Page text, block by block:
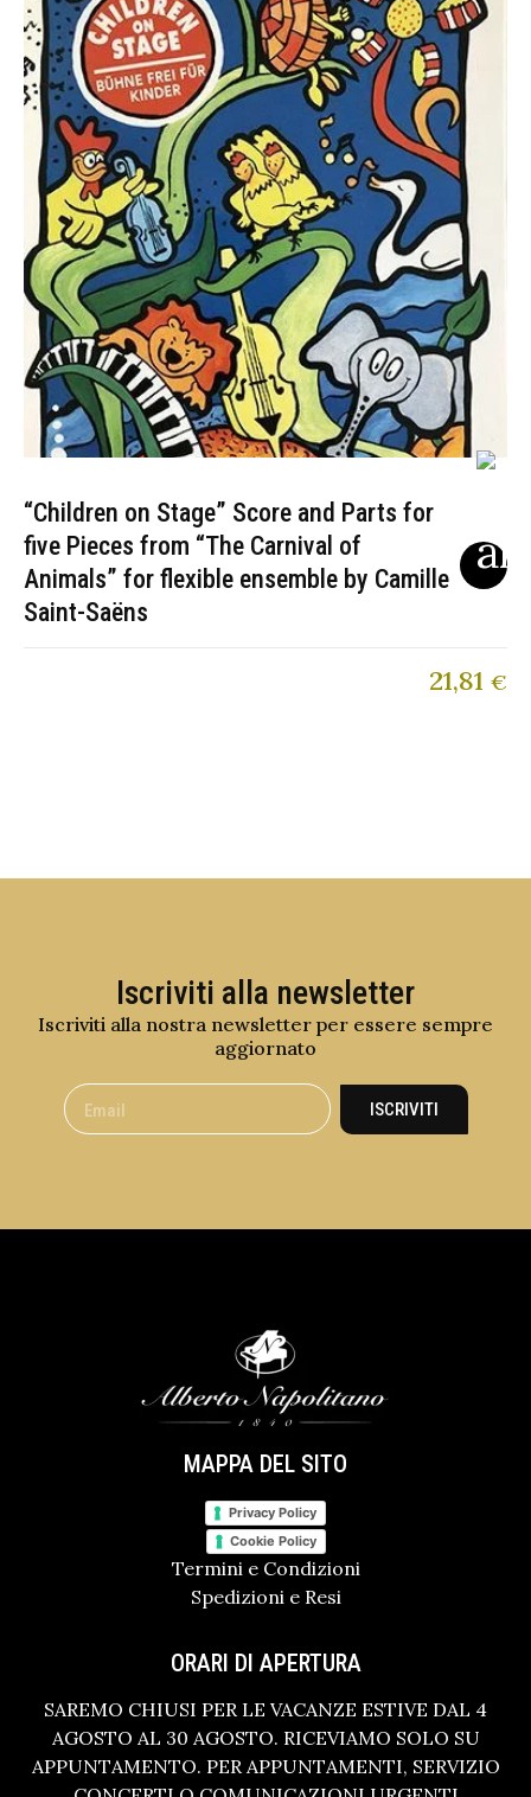
“Children on Stage” Score and Parts for
five Pieces from “The Carnival of
Animals” for flexible ensemble by Camille
Saint-Saëns
21,81 €
Iscriviti alla newsletter
Iscriviti alla nostra newsletter per essere sempre
aggiornato
ISCRIVITI
MAPPA DEL SITO
Privacy Policy
Cookie Policy
Termini e Condizioni
Spedizioni e Resi
ORARI DI APERTURA
SAREMO CHIUSI PER LE VACANZE ESTIVE DAL 4
AGOSTO AL 30 AGOSTO. RICEVIAMO SOLO SU
APPUNTAMENTO. PER APPUNTAMENTI, SERVIZIO